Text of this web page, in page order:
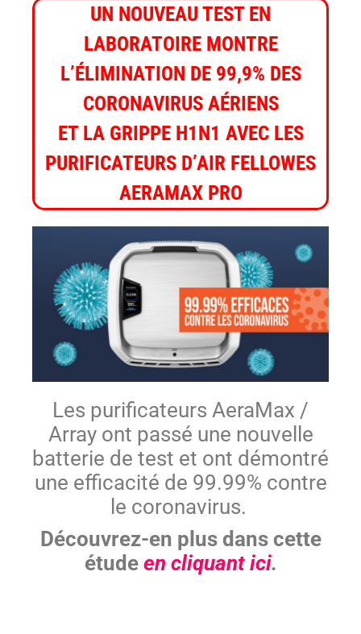
UN NOUVEAU TEST EN
LABORATOIRE MONTRE
L’ÉLIMINATION DE 99,9% DES
CORONAVIRUS AÉRIENS
ET LA GRIPPE H1N1 AVEC LES
PURIFICATEURS D’AIR FELLOWES
AERAMAX PRO
Les purificateurs AeraMax /
Array ont passé une nouvelle
batterie de test et ont démontré
une efficacité de 99.99% contre
le coronavirus.
Découvrez-en plus dans cette
étudeen cliquant ici.